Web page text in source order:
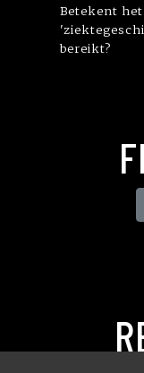
Betekent
bereikt?